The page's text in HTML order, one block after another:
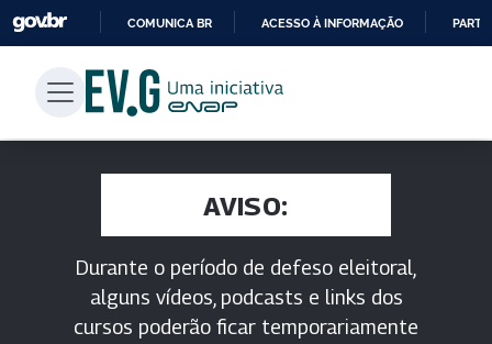
PARA
CONTEÚDO
COMUNICA BR ACESSO À INFORMAÇÃO
AVISO:
Durante o período de defeso eleitoral,
alguns vídeos, podcasts e links dos
cursos poderão ficar temporariamente